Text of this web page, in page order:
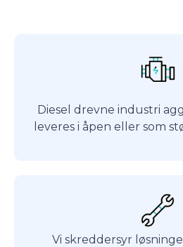
Diesel drevne industri
leveres i åpen eller som
Vi skreddersyr